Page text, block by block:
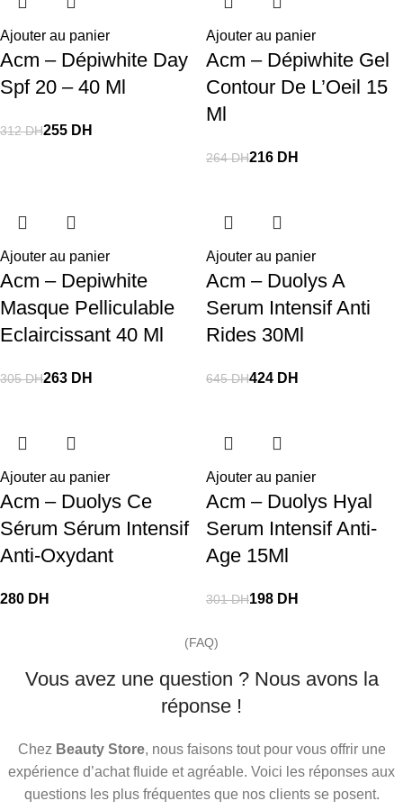
Ajouter au panier
Acm – Dépiwhite Day
Spf 20 – 40 Ml
312DH255 DH
Ajouter au panier
Acm – Dépiwhite Gel
Contour De L’Oeil 15
Ml
264DH216 DH
Ajouter au panier
Acm – Depiwhite
Masque Pelliculable
Eclaircissant 40 Ml
305DH263 DH
Ajouter au panier
Acm – Duolys A
Serum Intensif Anti
Rides 30Ml
645DH424 DH
Ajouter au panier
Acm – Duolys Ce
Sérum Sérum Intensif
Anti-Oxydant
DH
Ajouter au panier
Acm – Duolys Hyal
Serum Intensif Anti-
Age 15Ml
301DH198 DH
(FAQ)
Vous avez une question ? Nous avons la
réponse !
Chez Beauty Store, nous faisons tout pour vous offrir une
expérience d’achat fluide et agréable. Voici les réponses aux
questions les plus fréquentes que nos clients se posent.